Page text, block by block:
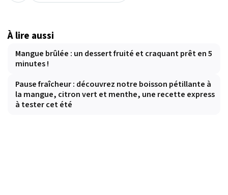
À lire aussi
Mangue brûlée : un dessert fruité et craquant prêt en 5
minutes !
Pause fraîcheur : découvrez notre boisson pétillante à
la mangue, citron vert et menthe, une recette express
à tester cet été